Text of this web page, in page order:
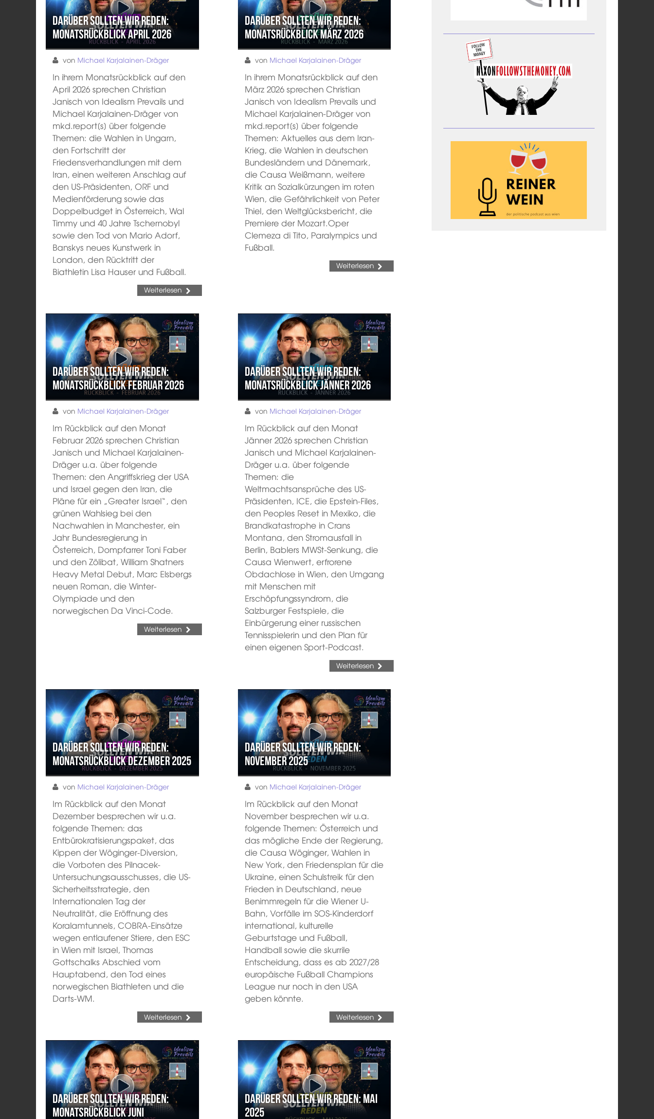
Darüber sollten wir reden:
Monatsrückblick April 2026
von Michael Karjalainen-Dräger
In ihrem Monatsrückblick auf den
April 2026 sprechen Christian
Janisch von Idealism Prevails und
Michael Karjalainen-Dräger von
mkd.report[s] über folgende
Themen: die Wahlen in Ungarn,
den Fortschritt der
Friedensverhandlungen mit dem
Iran, einen weiteren Anschlag auf
den US-Präsidenten, ORF und
Medienförderung sowie das
Doppelbudget in Österreich, Wal
Timmy und 40 Jahre Tschernobyl
sowie den Tod von Mario Adorf,
Banskys neues Kunstwerk in
London, den Rücktritt der
Biathletin Lisa Hauser und Fußball.
Weiterlesen
Darüber sollten wir reden:
Monatsrückblick März 2026
von Michael Karjalainen-Dräger
In ihrem Monatsrückblick auf den
März 2026 sprechen Christian
Janisch von Idealism Prevails und
Michael Karjalainen-Dräger von
mkd.report[s] über folgende
Themen: Aktuelles aus dem Iran-
Krieg, die Wahlen in deutschen
Bundesländern und Dänemark,
die Causa Weißmann, weitere
Kritik an Sozialkürzungen im roten
Wien, die Gefährlichkeit von Peter
Thiel, den Weltglücksbericht, die
Premiere der Mozart.Oper
Clemeza di Tito, Paralympics und
Fußball.
Weiterlesen
Darüber sollten wir reden:
Monatsrückblick Februar 2026
von Michael Karjalainen-Dräger
Im Rückblick auf den Monat
Februar 2026 sprechen Christian
Janisch und Michael Karjalainen-
Dräger u.a. über folgende
Themen: den Angriffskrieg der USA
und Israel gegen den Iran, die
Pläne für ein „Greater Israel“, den
grünen Wahlsieg bei den
Nachwahlen in Manchester, ein
Jahr Bundesregierung in
Österreich, Dompfarrer Toni Faber
und den Zölibat, William Shatners
Heavy Metal Debut, Marc Elsbergs
neuen Roman, die Winter-
Olympiade und den
norwegischen Da Vinci-Code.
Weiterlesen
Darüber sollten wir reden:
Monatsrückblick Jänner 2026
von Michael Karjalainen-Dräger
Im Rückblick auf den Monat
Jänner 2026 sprechen Christian
Janisch und Michael Karjalainen-
Dräger u.a. über folgende
Themen: die
Weltmachtsansprüche des US-
Präsidenten, ICE, die Epstein-Files,
den Peoples Reset in Mexiko, die
Brandkatastrophe in Crans
Montana, den Stromausfall in
Berlin, Bablers MWSt-Senkung, die
Causa Wienwert, erfrorene
Obdachlose in Wien, den Umgang
mit Menschen mit
Erschöpfungssyndrom, die
Salzburger Festspiele, die
Einbürgerung einer russischen
Tennisspielerin und den Plan für
einen eigenen Sport-Podcast.
Weiterlesen
Darüber sollten wir reden:
Monatsrückblick Dezember 2025
von Michael Karjalainen-Dräger
Im Rückblick auf den Monat
Dezember besprechen wir u.a.
folgende Themen: das
Entbürokratisierungspaket, das
Kippen der Wöginger-Diversion,
die Vorboten des Pilnacek-
Untersuchungsausschusses, die US-
Sicherheitsstrategie, den
Internationalen Tag der
Neutralität, die Eröffnung des
Koralamtunnels, COBRA-Einsätze
wegen entlaufener Stiere, den ESC
in Wien mit Israel, Thomas
Gottschalks Abschied vom
Hauptabend, den Tod eines
norwegischen Biathleten und die
Darts-WM.
Weiterlesen
Darüber sollten wir reden:
November 2025
von Michael Karjalainen-Dräger
Im Rückblick auf den Monat
November besprechen wir u.a.
folgende Themen: Österreich und
das mögliche Ende der Regierung,
die Causa Wöginger, Wahlen in
New York, den Friedensplan für die
Ukraine, einen Schulstreik für den
Frieden in Deutschland, neue
Benimmregeln für die Wiener U-
Bahn, Vorfälle im SOS-Kinderdorf
international, kulturelle
Geburtstage und Fußball,
Handball sowie die skurrile
Entscheidung, dass es ab 2027/28
europäische Fußball Champions
League nur noch in den USA
geben könnte.
Weiterlesen
Darüber sollten wir reden:
Monatsrückblick Juni
Darüber sollten wir reden: Mai
2025